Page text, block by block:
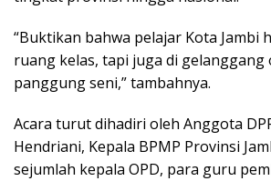
“Buktikan bahwa pelajar Kota Jambi
ruang kelas, tapi juga di gelanggang
panggung seni,” tambahnya.
Acara turut dihadiri oleh Anggota
Hendriani, Kepala BPMP Provinsi
sejumlah kepala OPD, para guru